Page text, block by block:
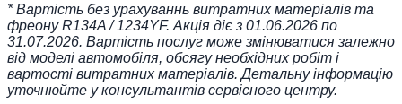
* Вартість без урахуваннь витратних матеріалів та
фреону R134A / 1234YF. Акція діє з 01.06.2026 по
31.07.2026. Вартість послуг може змінюватися залежно
від моделі автомобіля, обсягу необхідних робіт і
вартості витратних матеріалів. Детальну інформацію
уточнюйте у консультантів сервісного центру.